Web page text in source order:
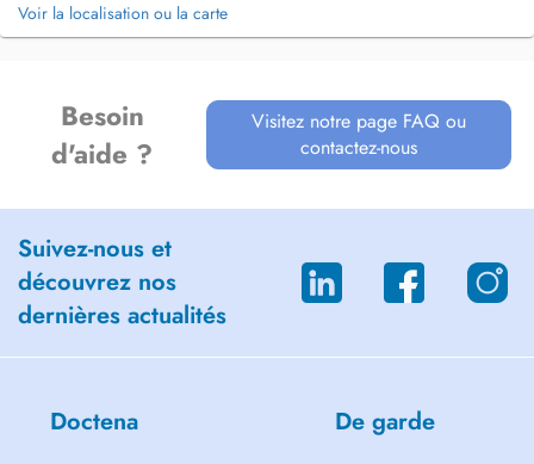
Voir la localisation ou la carte
Besoin
d'aide ?
Visitez notre page FAQ ou
contactez-nous
Suivez-nous et
découvrez nos
dernières actualités
Doctena De garde